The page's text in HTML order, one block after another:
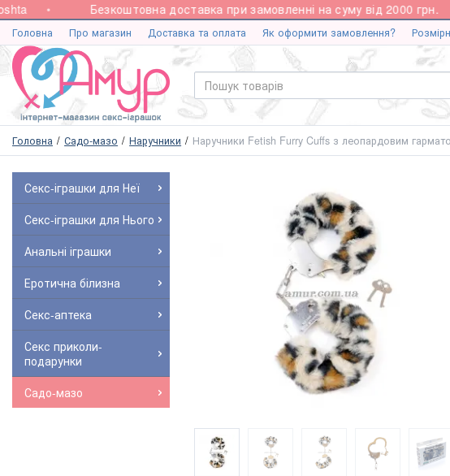
Безкоштовна доставка при замовленні на суму від 2000 грн.
Головна Про магазин Доставка та оплата Як оформити замовлення?
Головна Садо-мазо Наручники Наручники Fetish Furry Cuffs з леопардовим
Секс-іграшки для Неї
Секс-іграшки для Нього
Анальні іграшки
Еротична білизна
Секс-аптека
Секс приколи-
подарунки
Садо-мазо